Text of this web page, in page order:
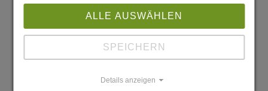
Weggefährten und Freunde geschafft.
Menschen brauchen Zuspruch und ehrliche
Kritik, beides haben mir diese Personen
ALLE AUSWÄHLEN
SPEICHERN
Details anzeigen